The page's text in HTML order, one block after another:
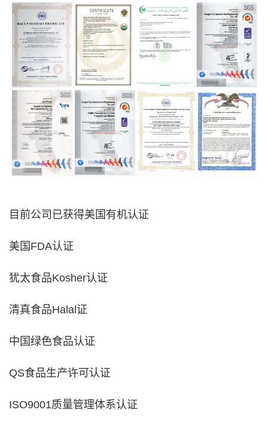
目前公司已获得美国有机认证
美国FDA认证
犹太食品Kosher认证
清真食品Halal证
中国绿色食品认证
QS食品生产许可认证
ISO9001质量管理体系认证